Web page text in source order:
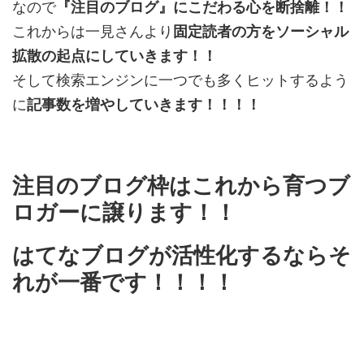
なので『注目のブログ』にこだわる心を断捨離！！
これからは一見さんより 固定読者の方をソーシャル
拡散の起点にしていきます！！
そして検索エンジンに一つでも多くヒットするよう
に記事数を増やしていきます！！！！
注目のブログ枠はこれから育つブ
ロガーに譲ります！！
はてなブログが活性化するならそ
れが一番です！！！！